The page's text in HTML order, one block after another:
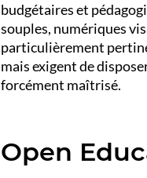
budgétaires et
souples, numériques
particulièrement
mais exigent de
forcément maîtrisé.
Open